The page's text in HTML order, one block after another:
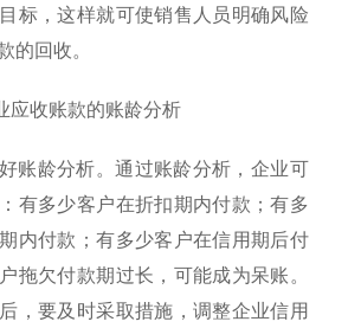
标，这样就可使销售人员明确风险
的回收。
应收账款的账龄分析
账龄分析。通过账龄分析，企业可
有多少客户在折扣期内付款；有多
内付款；有多少客户在信用期后付
拖欠付款期过长，可能成为呆账。
，要及时采取措施，调整企业信用